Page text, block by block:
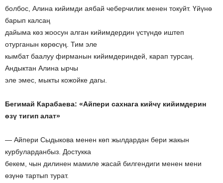
болбос, Алина кийимди аябай чеберчилик менен токуйт. Үйүнө
барып калсаң
дайыма көз жоосун алган кийимдердин үстүндө иштеп
отурганын көрөсүң. Тим эле
кымбат баалуу фирманын кийимдериндей, карап турсаң.
Андыктан Алина ырчы
эле эмес, мыкты кожойке дагы.
Бегимай Карабаева: «Айпери сахнага кийчү кийимдерин
өзү тигип алат»
— Айпери Сыдыкова менен көп жылдардан бери жакын
курбуларданбыз. Достукка
бекем, чын дилинен мамиле жасай билгендиги менен мени
өзүнө тартып турат.